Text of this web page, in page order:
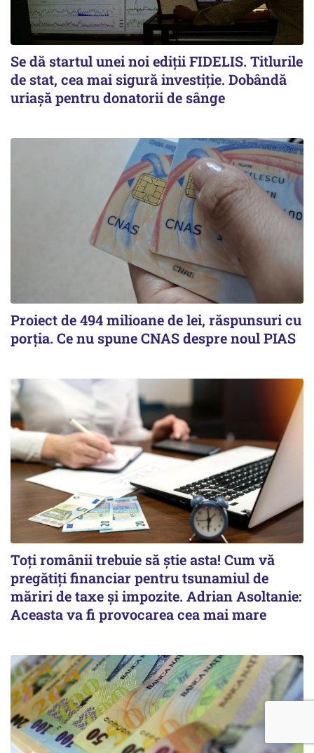
Se dă startul unei noi ediții FIDELIS. Titlurile
de stat, cea mai sigură investiție. Dobândă
uriașă pentru donatorii de sânge
Proiect de 494 milioane de lei, răspunsuri cu
porția. Ce nu spune CNAS despre noul PIAS
Toți românii trebuie să știe asta! Cum vă
pregătiți financiar pentru tsunamiul de
măriri de taxe și impozite. Adrian Asoltanie:
Aceasta va fi provocarea cea mai mare